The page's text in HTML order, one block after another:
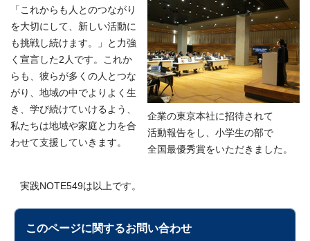
企業の東京本社に招待されて
活動報告をし、小学生の部で
全国最優秀賞をいただきました。
「これからも人とのつながり
を大切にして、新しい活動に
も挑戦し続けます。」と力強
く宣言した2人です。これか
らも、彼らが多くの人とつな
がり、地域の中でよりよく生
き、学び続けていけるよう、
私たちは地域や家庭と力を合
わせて支援していきます。
実践NOTE549は以上です。
このページに関するお問い合わせ